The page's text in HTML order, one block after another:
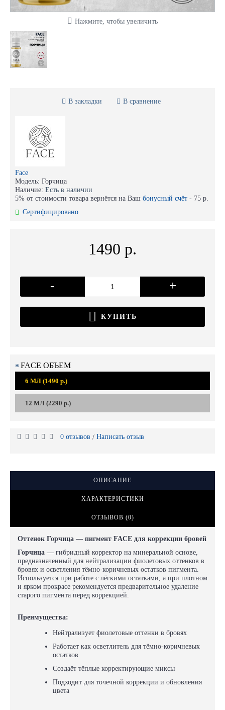
Нажмите, чтобы увеличить
В закладки В сравнение
Face
Модель: Горчица
Наличие: Есть в наличии
5% от стоимости товара вернётся на Ваш бонусный счёт - 75 р.
Сертифицировано
1490 р.
- +
КУПИТЬ
FACE ОБЪЕМ
6 МЛ (1490 р.)
12 МЛ (2290 р.)
0 отзывов / Написать отзыв
ОПИСАНИЕ
ХАРАКТЕРИСТИКИ
ОТЗЫВОВ (0)
Оттенок Горчица — пигмент FACE для коррекции бровей
Горчица — гибридный корректор на минеральной основе,
предназначенный для нейтрализации фиолетовых оттенков в
бровях и осветления тёмно-коричневых остатков пигмента.
Используется при работе с лёгкими остатками, а при плотном
и ярком прокрасе рекомендуется предварительное удаление
старого пигмента перед коррекцией.
Преимущества:
Нейтрализует фиолетовые оттенки в бровях
Работает как осветлитель для тёмно-коричневых
остатков
Создаёт тёплые корректирующие миксы
Подходит для точечной коррекции и обновления
цвета